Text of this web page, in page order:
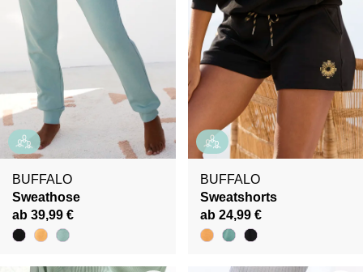
BUFFALO
Sweathose
ab 39,99 €
BUFFALO
Sweatshorts
ab 24,99 €